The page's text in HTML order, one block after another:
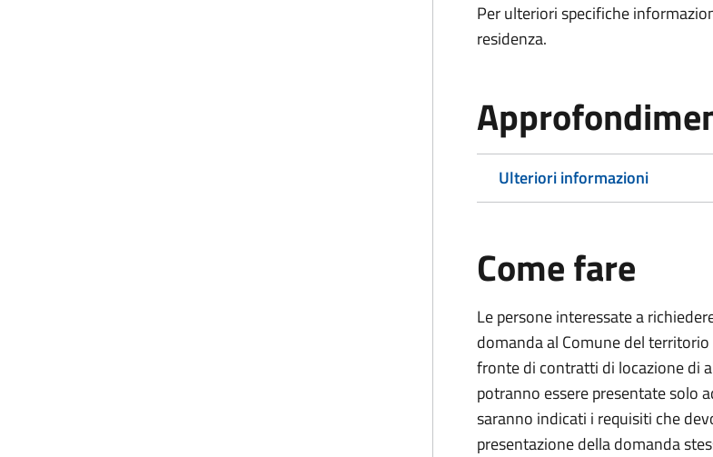
Per ulteriori specifiche
residenza.
Ulteriori informazioni
Come fare
Le persone interessate a
domanda al Comune del
fronte di contratti di locazione di
potranno essere presentate solo
saranno indicati i requisiti che
presentazione della domanda